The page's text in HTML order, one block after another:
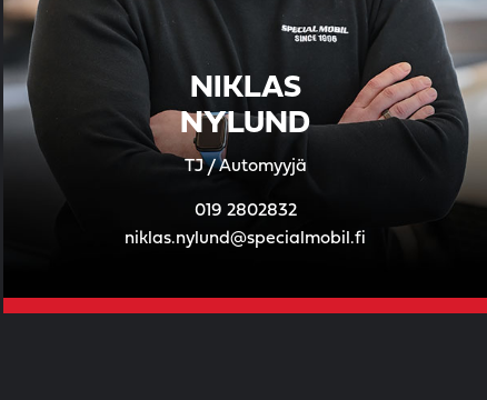
NIKLAS
NYLUND
TJ / Automyyjä
019 2802832
niklas.nylund@specialmobil.fi